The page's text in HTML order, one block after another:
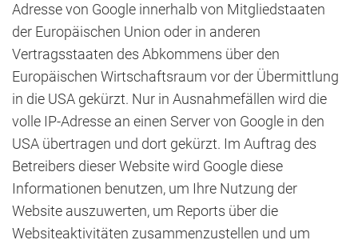
Adresse von Google innerhalb von Mitgliedstaaten
der Europäischen Union oder in anderen
Vertragsstaaten des Abkommens über den
Europäischen Wirtschaftsraum vor der Übermittlung
in die USA gekürzt. Nur in Ausnahmefällen wird die
volle IP-Adresse an einen Server von Google in den
USA übertragen und dort gekürzt. Im Auftrag des
Betreibers dieser Website wird Google diese
Informationen benutzen, um Ihre Nutzung der
Website auszuwerten, um Reports über die
Websiteaktivitäten zusammenzustellen und um